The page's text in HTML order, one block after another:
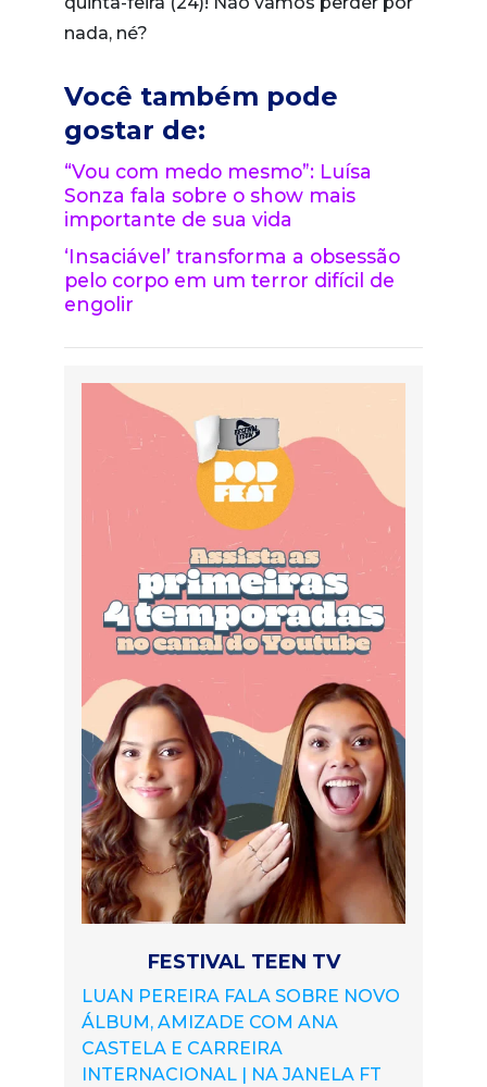
nada, né?
Você também pode
gostar de:
“Vou com medo mesmo”: Luísa
Sonza fala sobre o show mais
importante de sua vida
‘Insaciável’ transforma a obsessão
pelo corpo em um terror difícil de
engolir
FESTIVAL TEEN TV
LUAN PEREIRA FALA SOBRE NOVO
ÁLBUM, AMIZADE COM ANA
CASTELA E CARREIRA
INTERNACIONAL | NA JANELA FT